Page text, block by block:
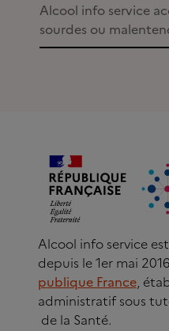
Alcool info service
sourdes ou
Alcool info service
depuis le 1er mai
publique France,
administratif sous
de la Santé.